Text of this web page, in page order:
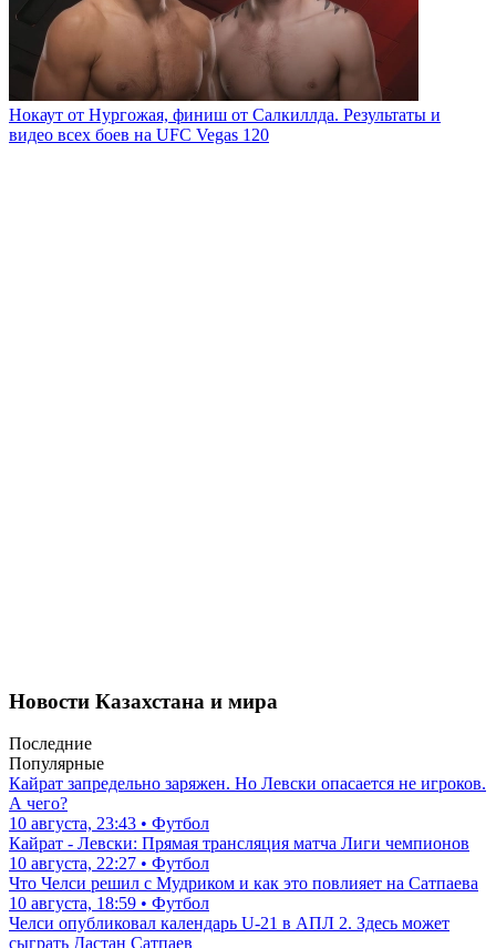
Нокаут от Нургожая, финиш от Салкиллда. Результаты и
видео всех боев на UFC Vegas 120
Новости Казахстана и мира
Последние
Популярные
Кайрат запредельно заряжен. Но Левски опасается не игроков.
А чего?
10 августа, 23:43 • Футбол
Кайрат - Левски: Прямая трансляция матча Лиги чемпионов
10 августа, 22:27 • Футбол
Что Челси решил с Мудриком и как это повлияет на Сатпаева
10 августа, 18:59 • Футбол
Челси опубликовал календарь U-21 в АПЛ 2. Здесь может
сыграть Дастан Сатпаев